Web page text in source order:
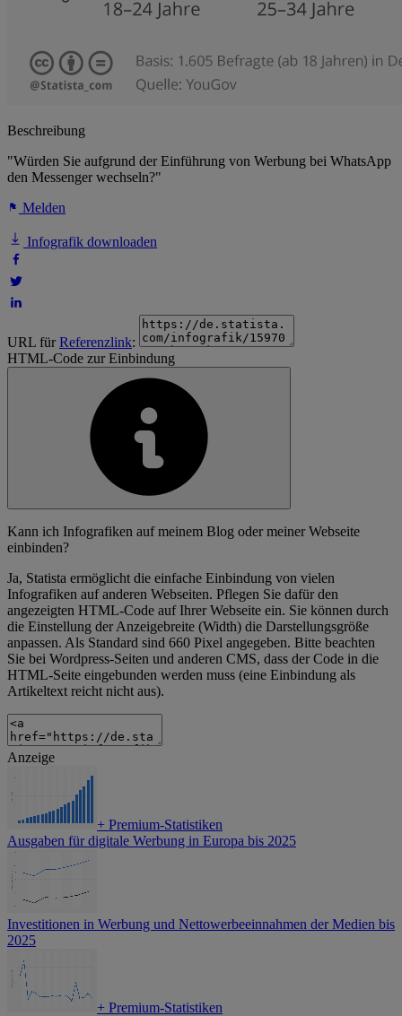
Beschreibung
"Würden Sie aufgrund der Einführung von Werbung bei WhatsApp
den Messenger wechseln?"
Melden
Infografik downloaden
URL fürReferenzlink:
HTML-Code zur Einbindung
Kann ich Infografiken auf meinem Blog oder meiner Webseite
einbinden?
Ja, Statista ermöglicht die einfache Einbindung von vielen
Infografiken auf anderen Webseiten. Pflegen Sie dafür den
angezeigten HTML-Code auf Ihrer Webseite ein. Sie können durch
die Einstellung der Anzeigebreite (Width) die Darstellungsgröße
anpassen. Als Standard sind 660 Pixel angegeben. Bitte beachten
Sie bei Wordpress-Seiten und anderen CMS, dass der Code in die
HTML-Seite eingebunden werden muss (eine Einbindung als
Artikeltext reicht nicht aus).
Anzeige
+ Premium-Statistiken
Ausgaben für digitale Werbung in Europa bis 2025
Investitionen in Werbung und Nettowerbeeinnahmen der Medien bis
2025
+ Premium-Statistiken